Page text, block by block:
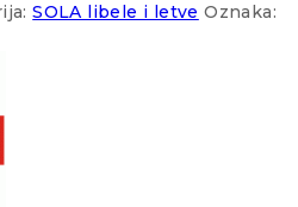
SOLA libele i letve Oznaka: